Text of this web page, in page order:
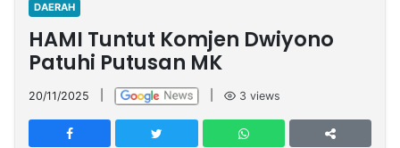
Nasional
International
Olahraga
Entertainment
Daerah
Pariwisata
Kuliner
Kolom
Network
DAERAH
HAMI Tuntut Komjen Dwiyono
Patuhi Putusan MK
20/11/2025 3 views